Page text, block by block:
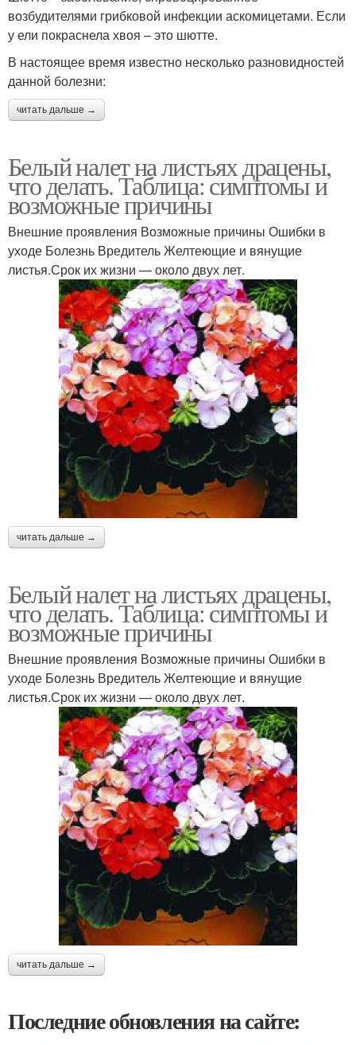
возбудителями грибковой инфекции аскомицетами. Если
у ели покраснела хвоя – это шютте.
В настоящее время известно несколько разновидностей
данной болезни:
читать дальше →
Белый налет на листьях драцены,
что делать. Таблица: симптомы и
возможные причины
Внешние проявления Возможные причины Ошибки в
уходе Болезнь Вредитель Желтеющие и вянущие
листья.Срок их жизни — около двух лет.
читать дальше →
Белый налет на листьях драцены,
что делать. Таблица: симптомы и
возможные причины
Внешние проявления Возможные причины Ошибки в
уходе Болезнь Вредитель Желтеющие и вянущие
листья.Срок их жизни — около двух лет.
читать дальше →
Последние обновления на сайте: